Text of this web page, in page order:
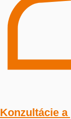
Konzultácie